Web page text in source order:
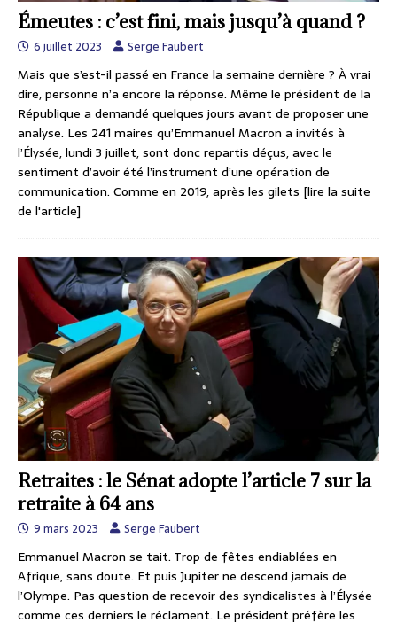
Émeutes : c’est fini, mais jusqu’à quand ?
6 juillet 2023 Serge Faubert
Mais que s’est-il passé en France la semaine dernière ? À vrai
dire, personne n’a encore la réponse. Même le président de la
République a demandé quelques jours avant de proposer une
analyse. Les 241 maires qu’Emmanuel Macron a invités à
l’Élysée, lundi 3 juillet, sont donc repartis déçus, avec le
sentiment d’avoir été l’instrument d’une opération de
communication. Comme en 2019, après les gilets [lire la suite
de l'article]
Retraites : le Sénat adopte l’article 7 sur la
retraite à 64 ans
9 mars 2023 Serge Faubert
Emmanuel Macron se tait. Trop de fêtes endiablées en
Afrique, sans doute. Et puis Jupiter ne descend jamais de
l’Olympe. Pas question de recevoir des syndicalistes à l’Élysée
comme ces derniers le réclament. Le président préfère les